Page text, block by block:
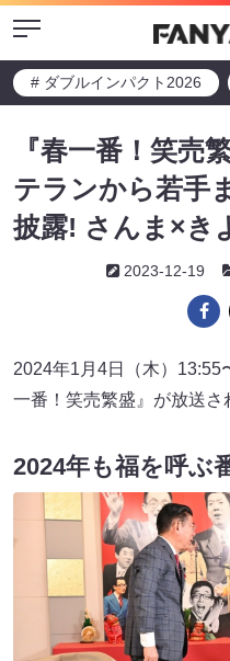
Menu
# ダブルインパクト2026
『春一番！笑売
テランから若手
披露! さんま×き
2023-12-19
2024年1月4日（木）13:55
一番！笑売繁盛』が放送さ
2024年も福を呼ぶ